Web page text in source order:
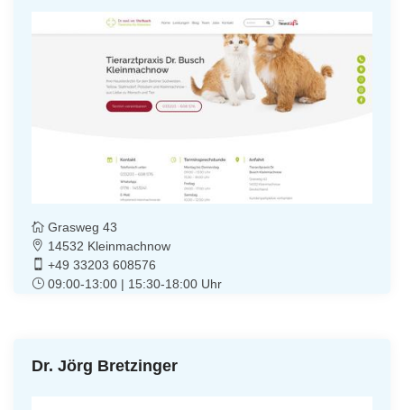
Grasweg 43
14532 Kleinmachnow
+49 33203 608576
09:00-13:00 | 15:30-18:00 Uhr
Dr. Jörg Bretzinger